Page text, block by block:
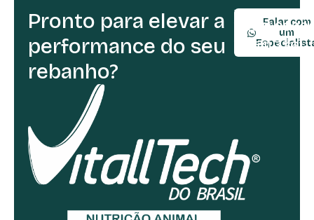
Pronto para elevar a
performance do seu
rebanho?
Falar com
um
TELEFONE:
(54)
(54) 3361-